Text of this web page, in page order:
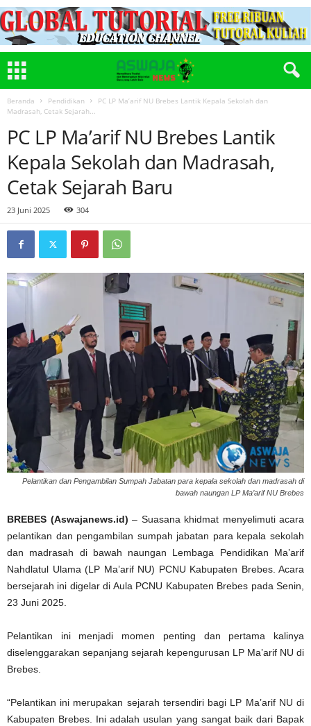
Beranda Pendidikan
PC LP Ma’arif NU Brebes Lantik Kepala Sekolah dan
Madrasah, Cetak Sejarah...
PC LP Ma’arif NU Brebes Lantik
Kepala Sekolah dan Madrasah,
Cetak Sejarah Baru
23 Juni 2025 304
Pelantikan dan Pengambilan Sumpah Jabatan para kepala sekolah dan madrasah di
bawah naungan LP Ma’arif NU Brebes
BREBES (Aswajanews.id) – Suasana khidmat menyelimuti acara
pelantikan dan pengambilan sumpah jabatan para kepala sekolah
dan madrasah di bawah naungan Lembaga Pendidikan Ma’arif
Nahdlatul Ulama (LP Ma’arif NU) PCNU Kabupaten Brebes. Acara
bersejarah ini digelar di Aula PCNU Kabupaten Brebes pada Senin,
23 Juni 2025.
Pelantikan ini menjadi momen penting dan pertama kalinya
diselenggarakan sepanjang sejarah kepengurusan LP Ma’arif NU di
Brebes.
“Pelantikan ini merupakan sejarah tersendiri bagi LP Ma’arif NU di
Kabupaten Brebes. Ini adalah usulan yang sangat baik dari Bapak